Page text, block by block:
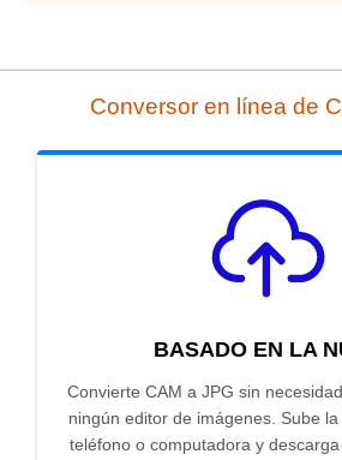
Conversor en línea de
BASADO EN LA
Convierte CAM a JPG sin
ningún editor de imágenes. Sube
teléfono o computadora y